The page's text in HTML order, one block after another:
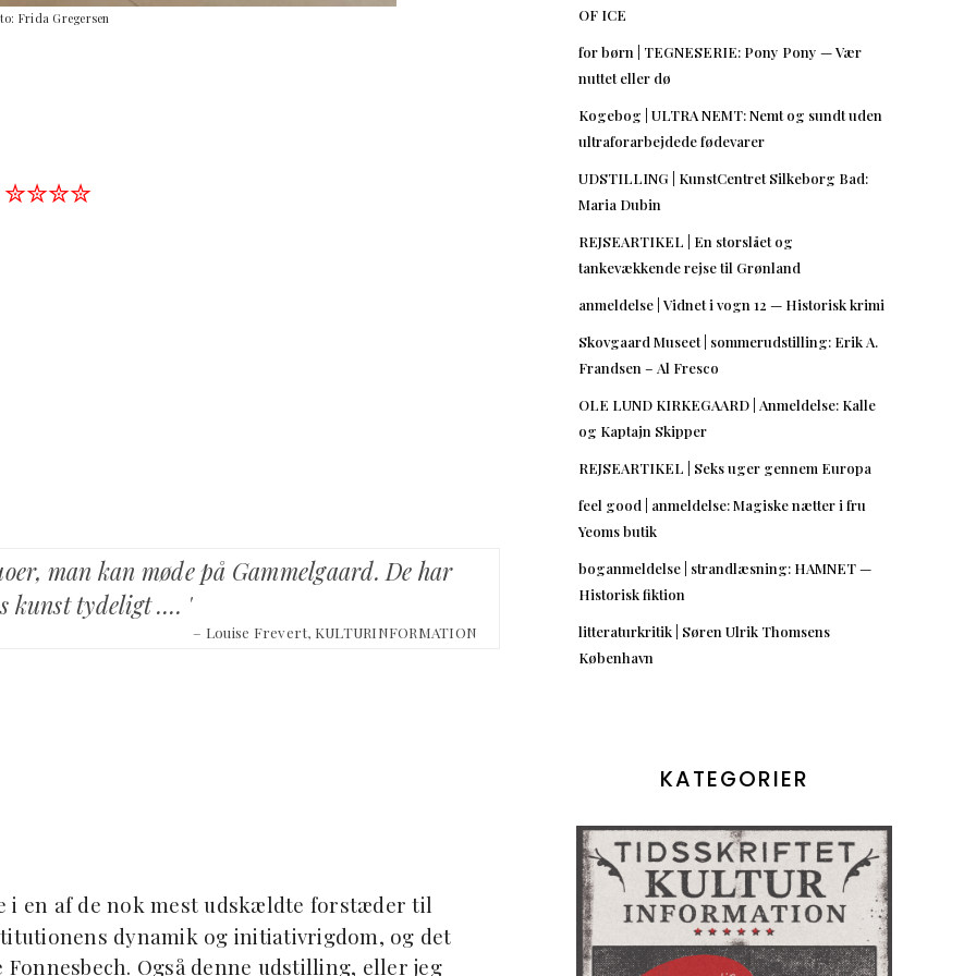
Frida Gregersen
✮✮✮✮
man kan møde på Gammelgaard. De har
kunst tydeligt …. '
– Louise Frevert, KULTURINFORMATION
i en af de nok mest udskældte forstæder til
dynamik og initiativrigdom, og det
Også denne udstilling, eller jeg
OF ICE
for børn | TEGNESERIE: Pony Pony — Vær
nuttet eller dø
Kogebog | ULTRA NEMT: Nemt og sundt uden
ultraforarbejdede fødevarer
UDSTILLING | KunstCentret Silkeborg Bad:
Maria Dubin
REJSEARTIKEL | En storslået og
tankevækkende rejse til Grønland
anmeldelse | Vidnet i vogn 12 — Historisk krimi
Skovgaard Museet | sommerudstilling: Erik A.
Frandsen – Al Fresco
OLE LUND KIRKEGAARD | Anmeldelse: Kalle
og Kaptajn Skipper
REJSEARTIKEL | Seks uger gennem Europa
feel good | anmeldelse: Magiske nætter i fru
Yeoms butik
boganmeldelse | strandlæsning: HAMNET —
Historisk fiktion
litteraturkritik | Søren Ulrik Thomsens
København
KATEGORIER